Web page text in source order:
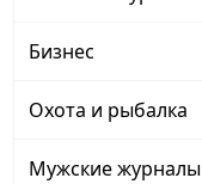
Бизнес
Охота и рыбалка
Мужские журналы